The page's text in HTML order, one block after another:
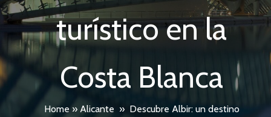
turístico en la
Costa Blanca
Home » Alicante » Descubre Albir: un destino